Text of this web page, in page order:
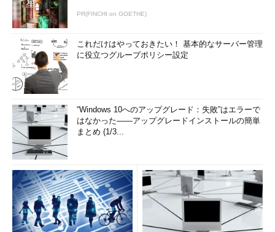
クリックではなく、シングルクリックで）アプリ
ケーションが起動する。
（2）プログラムに応じてこのようなメニュ
ー・アイコンが表示される。「～にピン留めす
る」を選ぶと、スタート画面やタスク・バーに登
録される。Metroアプリケーションの場合は、ス
タート画面ヘのピン留めとアンインストールぐら
いしか選べない。すでにピン留めされているアプ
リケーションの場合は、「～からピン留めを外
す」というメニューになる。
（3）デスクトップ画面のタスク・バーに登録
するには、これを選択する。
（4）アプリケーションをアンインストールす
るにはこれを選択する。
この「すべてのアプリ」画面を縮小表示させると、次のように
カテゴリ表示に切り替わる。インストールされているアプリケー
ションの数が多いときは、これで表示項目を絞ることもできる。
PR(FINCHI on GOETHE)
これだけはやっておきたい！ 基本的なサーバー管理
に役立つグループポリシー設定
“Windows 10へのアップグレード：失敗”はエラーで
はなかった――アップグレードインストールの簡単
まとめ (1/3...